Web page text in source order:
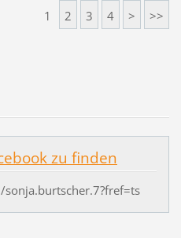
1 2 3 4 > >>
zu finden